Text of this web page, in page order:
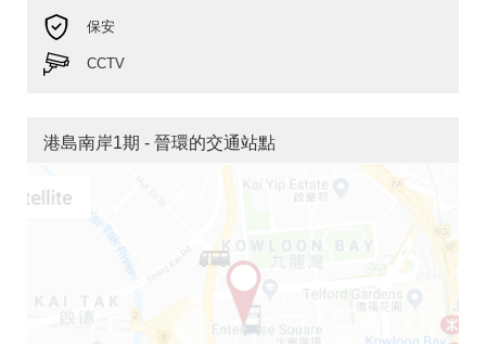
保安
CCTV
港島南岸1期 - 晉環的交通站點